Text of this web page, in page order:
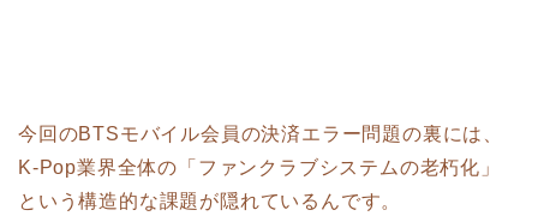
今回のBTSモバイル会員の決済エラー問題の裏には、
K-Pop業界全体の「ファンクラブシステムの老朽化」
という構造的な課題が隠れているんです。